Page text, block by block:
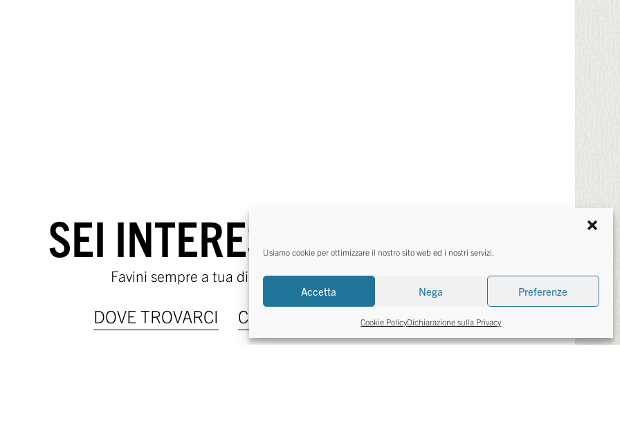
Usiamo cookie per ottimizzare il nostro sito web ed i nostri servizi.
Accetta Nega Preferenze
Cookie PolicyDichiarazione sulla Privacy
SEI INTERESSATO?
Favini sempre a tua disposizione.
DOVE TROVARCI CONTATTACI